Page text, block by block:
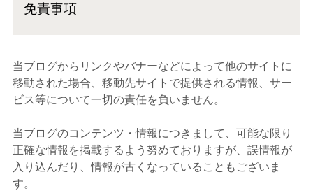
免責事項
当ブログからリンクやバナーなどによって他のサイトに
移動された場合、移動先サイトで提供される情報、サー
ビス等について一切の責任を負いません。
当ブログのコンテンツ・情報につきまして、可能な限り
正確な情報を掲載するよう努めておりますが、誤情報が
入り込んだり、情報が古くなっていることもございま
す。